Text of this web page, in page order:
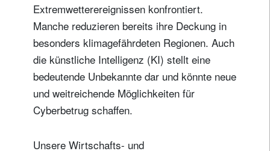
Extremwetterereignissen konfrontiert.
Manche reduzieren bereits ihre Deckung in
besonders klimagefährdeten Regionen. Auch
die künstliche Intelligenz (KI) stellt eine
bedeutende Unbekannte dar und könnte neue
und weitreichende Möglichkeiten für
Cyberbetrug schaffen.
Unsere Wirtschafts- und